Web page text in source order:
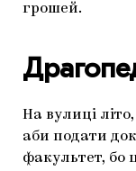
грошей.
На вулиці
аби подати
факультет, бо